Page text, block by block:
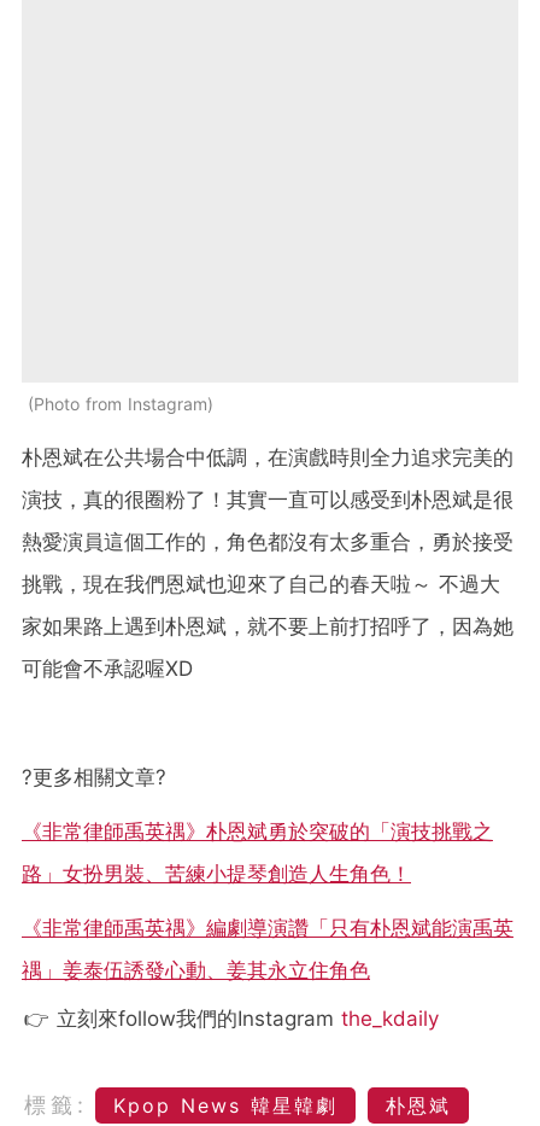
Photo from Instagram
朴恩斌在公共場合中低調，在演戲時則全力追求完美的
演技，真的很圈粉了！其實一直可以感受到朴恩斌是很
熱愛演員這個工作的，角色都沒有太多重合，勇於接受
挑戰，現在我們恩斌也迎來了自己的春天啦～ 不過大
家如果路上遇到朴恩斌，就不要上前打招呼了，因為她
可能會不承認喔XD
?更多相關文章?
《非常律師禹英禑》朴恩斌勇於突破的「演技挑戰之
路」女扮男裝、苦練小提琴創造人生角色！
《非常律師禹英禑》編劇導演讚「只有朴恩斌能演禹英
禑」姜泰伍誘發心動、姜其永立住角色
👉 立刻來follow我們的Instagram the_kdaily
標籤: Kpop News 韓星韓劇
朴恩斌